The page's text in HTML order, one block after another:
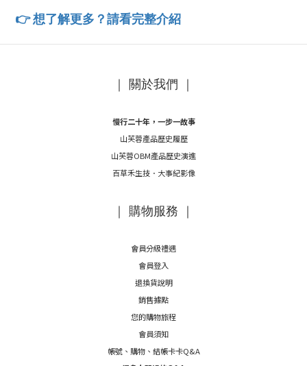
👉 想了解更多？請看完整介紹
｜ 關於我們 ｜
慢行二十年，一步一故事
山芙蓉產品歷史履歷
山芙蓉OBM產品歷史演進
百草禾生技．大事紀影像
｜ 購物服務 ｜
會員分級禮遇
會員登入
退換貨說明
銷售據點
您的購物旅程
會員須知
帳號、購物、結帳卡卡Q&A